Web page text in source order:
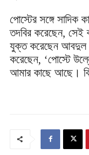
পোস্টের সঙ্গে সাদিক
তদবির করেছেন, সেই
যুক্ত করেছেন আবদুল
করেছেন, ‘পোস্টে
আমার কাছে আছে।